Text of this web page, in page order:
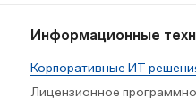
Информационные
Корпоративные ИТ
Лицензионное